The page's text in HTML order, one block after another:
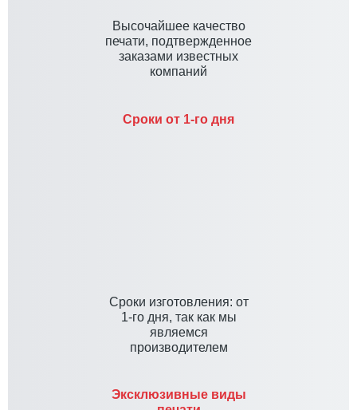
Высочайшее качество
печати, подтвержденное
заказами известных
компаний
Сроки от 1-го дня
Cроки изготовления: от
1-го дня, так как мы
являемся
производителем
Эксклюзивные виды